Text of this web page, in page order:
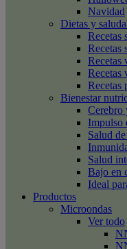
Navidad
Dietas y
Recetas
Recetas
Recetas
Recetas
Recetas
Bienestar
Cerebro
Impulso
Salud
Salud
Bajo en
Ideal
Productos
Microondas
Ver todo